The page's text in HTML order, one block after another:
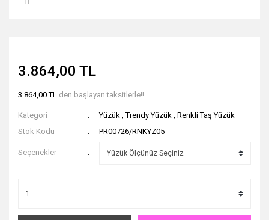
3.864,00 TL
3.864,00 TL den başlayan taksitlerle!!
Kategori Yüzük ,Trendy Yüzük ,Renkli Taş Yüzük
Stok Kodu
PR00726/RNKYZ05
Seçenekler